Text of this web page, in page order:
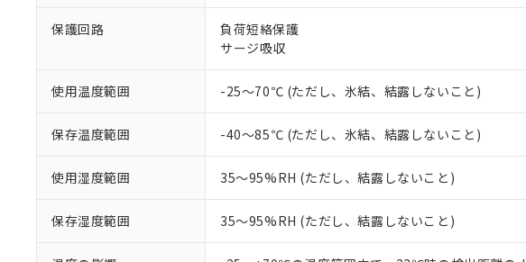
保護回路
負荷短絡保護
サージ吸収
使用温度範囲 -25～70℃ (ただし、氷結、結露しないこと)
保存温度範囲 -40～85℃ (ただし、氷結、結露しないこと)
使用湿度範囲 35～95%RH (ただし、結露しないこと)
保存湿度範囲 35～95%RH (ただし、結露しないこと)
くものです。
当社制御機器事業取扱商品の中
在庫状況および標準価格照会結
い。
正式な納期状況および標準価格は
当社販売員にご相談ください。
オムロン制御機器販売店や当社販
在庫状況および標準価格結果を当
マイパーツ機能（部品リスト作成
があります。
六価クロム(Cr(Ⅵ)) 1000ppm以下、ポリ臭化ビフ
フタル酸ビス(2-エチルヘキシル) (DEHP)(別名：
ル（DBP） 1000ppm以下、フタル酸ジイソブチ
但し、RoHS指令で産業用監視および制御機器に
フタル酸エステル類の４物質については閾値を超
※2 対応予定月
部品在庫の切り替え状況などにより、
「○」：最大均質材料含有率が中国
*中国RoHS10物質の基準値 (GB/T26572)：
Pb(鉛) :1000ppm、 Hg(水銀) : 1000ppm、 Cd(カ
DBP(フタル酸ジブチル) : 1000ppm、 DIBP(フタ
※2 環境保護使用期限
「ｅ」：有害物質（10物質）のすべて
う）を輸出または国外への提供す
などの必要な手続きをとります。
ます。
当社は貴社製品を、核兵器、ミサ
当社は、貴社製品を第三者に販売
また当社は、販売先および販売に
たしません。
記
号
説明
○ 一定数以上の在庫あり
△ 一定数には満たないが在庫あり
－
在庫なし(最新の在庫状況に
機器販売店・当社販売員にご